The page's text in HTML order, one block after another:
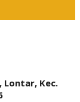
Lontar, Kec.